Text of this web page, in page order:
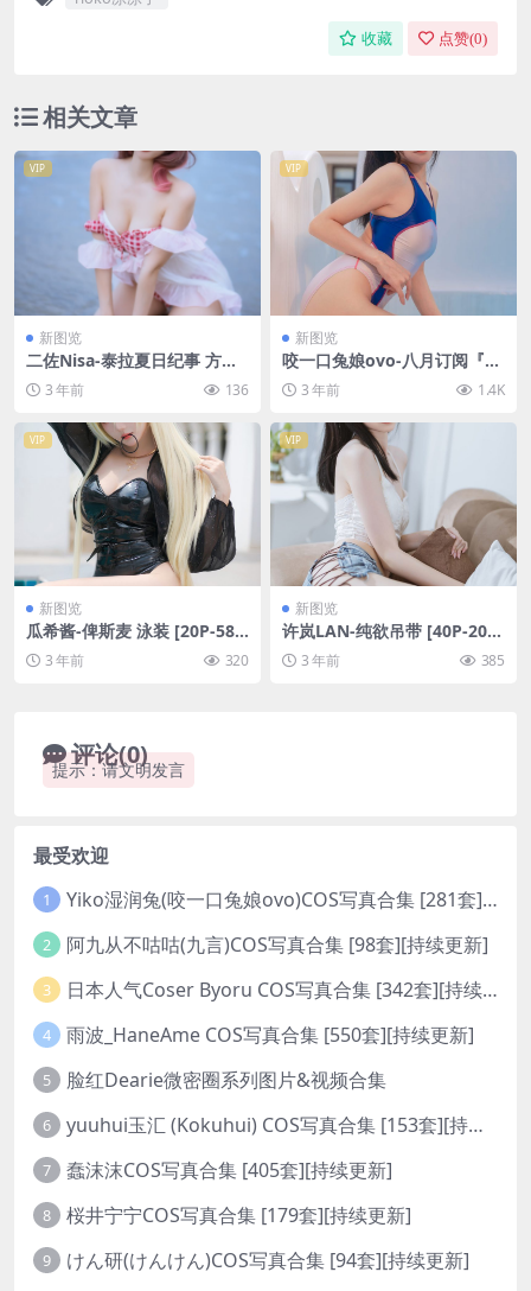
收藏 点赞(0)
相关文章
VIP
新图览
二佐Nisa-泰拉夏日纪事 方舟
艾雅法拉泳装 [34P-593MB]
3 年前 136
VIP
新图览
咬一口兔娘ovo-八月订阅『主
将的假期』&Crazy [58P1V-1.
25G]3 年前 1.4K
VIP
新图览
瓜希酱-俾斯麦 泳装 [20P-58
MB]3 年前 320
VIP
新图览
许岚LAN-纯欲吊带 [40P-209
MB]3 年前 385
评论(0)
提示：请文明发言
最受欢迎
1 Yiko湿润兔(咬一口兔娘ovo)COS写真合集 [281套][持续更新]
2 阿九从不咕咕(九言)COS写真合集 [98套][持续更新]
3 日本人气Coser Byoru COS写真合集 [342套][持续更新]
4 雨波_HaneAme COS写真合集 [550套][持续更新]
5 脸红Dearie微密圈系列图片&视频合集
6 yuuhui玉汇 (Kokuhui) COS写真合集 [153套][持续更新]
7 蠢沫沫COS写真合集 [405套][持续更新]
8 桜井宁宁COS写真合集 [179套][持续更新]
9 けん研(けんけん)COS写真合集 [94套][持续更新]